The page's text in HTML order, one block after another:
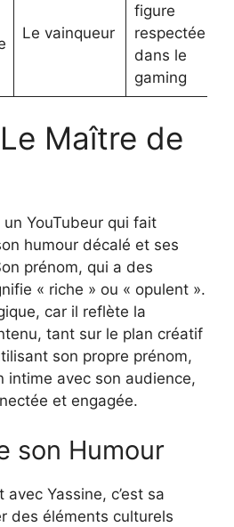
Le vainqueur
figure
respectée
dans le
gaming
Maître de
YouTubeur qui fait
humour décalé et ses
prénom, qui a des
« riche » ou « opulent ».
car il reflète la
tant sur le plan créatif
son propre prénom,
intime avec son audience,
et engagée.
son Humour
Yassine, c’est sa
des éléments culturels